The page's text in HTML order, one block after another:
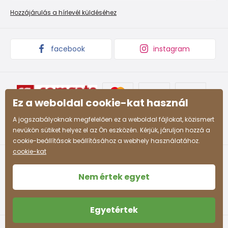
164 13-14 év 159 - 164
Promóciós feltételek és kedvezményes kódok
Áruk begyűjtése
Hozzájárulás a hírlevél küldéséhez
facebook instagram
Ez a weboldal cookie-kat használ
A jogszabályoknak megfelelően ez a weboldal fájlokat, közismert
nevükön sütiket helyez el az Ön eszközén. Kérjük, járuljon hozzá a
cookie-beállítások beállításához a webhely használatához.
cookie-kat
Nem értek egyet
Egyetértek